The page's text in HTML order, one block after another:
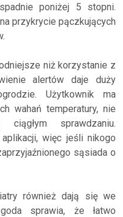
poniżej 5 stopni.
przykrycie pączkujących
niż korzystanie z
alertów daje duży
Użytkownik ma
wahań temperatury, nie
sprawdzaniu.
więc jeśli nikogo
sąsiada o
również dają się we
sprawia, że łatwo